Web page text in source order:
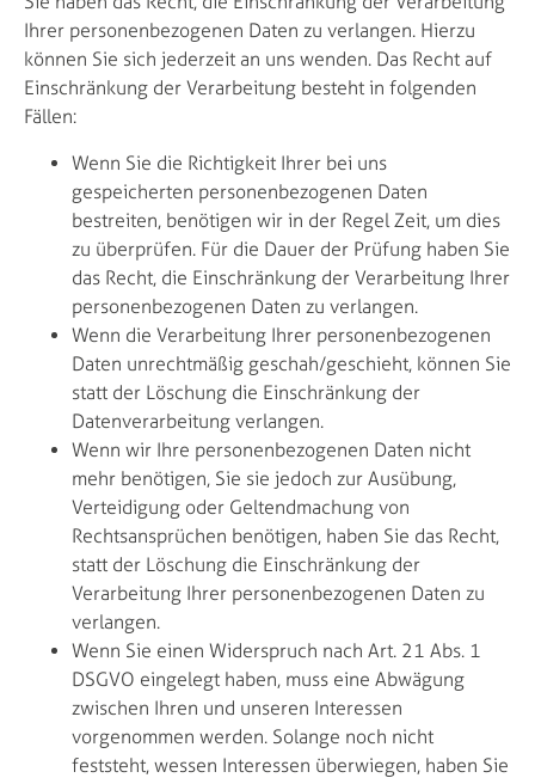
Ihrer personenbezogenen Daten zu verlangen. Hierzu
können Sie sich jederzeit an uns wenden. Das Recht auf
Einschränkung der Verarbeitung besteht in folgenden
Fällen:
Wenn Sie die Richtigkeit Ihrer bei uns
gespeicherten personenbezogenen Daten
bestreiten, benötigen wir in der Regel Zeit, um dies
zu überprüfen. Für die Dauer der Prüfung haben Sie
das Recht, die Einschränkung der Verarbeitung Ihrer
personenbezogenen Daten zu verlangen.
Wenn die Verarbeitung Ihrer personenbezogenen
Daten unrechtmäßig geschah/geschieht, können Sie
statt der Löschung die Einschränkung der
Datenverarbeitung verlangen.
Wenn wir Ihre personenbezogenen Daten nicht
mehr benötigen, Sie sie jedoch zur Ausübung,
Verteidigung oder Geltendmachung von
Rechtsansprüchen benötigen, haben Sie das Recht,
statt der Löschung die Einschränkung der
Verarbeitung Ihrer personenbezogenen Daten zu
verlangen.
Wenn Sie einen Widerspruch nach Art. 21 Abs. 1
DSGVO eingelegt haben, muss eine Abwägung
zwischen Ihren und unseren Interessen
vorgenommen werden. Solange noch nicht
feststeht, wessen Interessen überwiegen, haben Sie